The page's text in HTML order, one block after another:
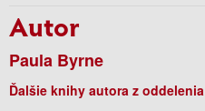
Autor
Paula Byrne
Ďalšie knihy autora z oddelenia